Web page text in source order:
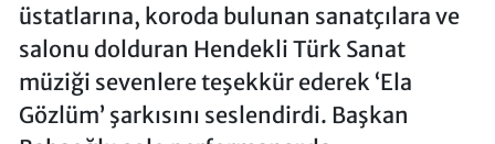
üstatlarına, koroda bulunan sanatçılara ve
salonu dolduran Hendekli Türk Sanat
müziği sevenlere teşekkür ederek ‘Ela
Gözlüm’ şarkısını seslendirdi. Başkan